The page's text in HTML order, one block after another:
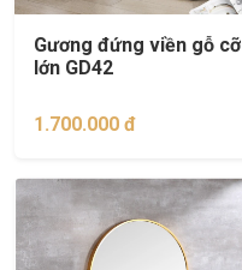
Gương đứng viền gỗ cỡ
lớn GD42
1.700.000 đ